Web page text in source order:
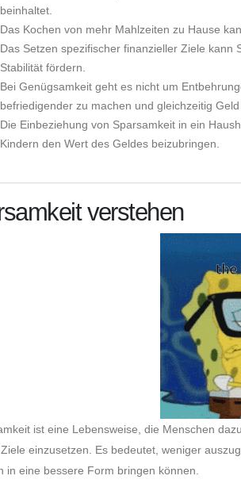
beinhaltet.
Das Kochen von mehr Mahlzeiten zu Hause
Das Setzen spezifischer finanzieller Ziele
Stabilität fördern.
Bei Genügsamkeit geht es nicht um
befriedigender zu machen und gleichzeitig Geld
Die Einbeziehung von Sparsamkeit in ein
Kindern den Wert des Geldes beizubringen.
verstehen
ist eine Lebensweise, die Menschen
einzusetzen. Es bedeutet, weniger
in eine bessere Form bringen können.